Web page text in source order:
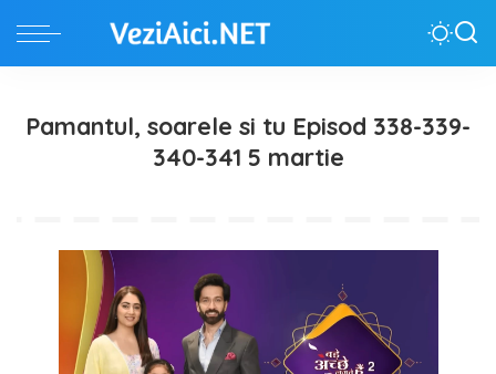
Pamantul, soarele si tu Episod 338-339-
340-341 5 martie